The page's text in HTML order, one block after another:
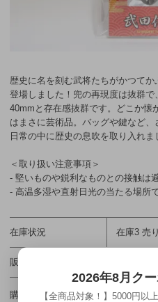
歴史に名を刻む武将たちがかつて
登場しました！兜の再現度は抜群
40mmと存在感抜群です。どこか懐
はまさに芸術品。バッグや鍵など、
日常の中に歴史の息吹を取り入れま
＜取り扱い注意事項＞
- 堅いものや鋭利なものとの接触は
- 高温多湿や直射日光の当たる場所
在庫状況 在庫3 売
販売価格
購入数
2026年8月ク
【全商品対象！】5000円以